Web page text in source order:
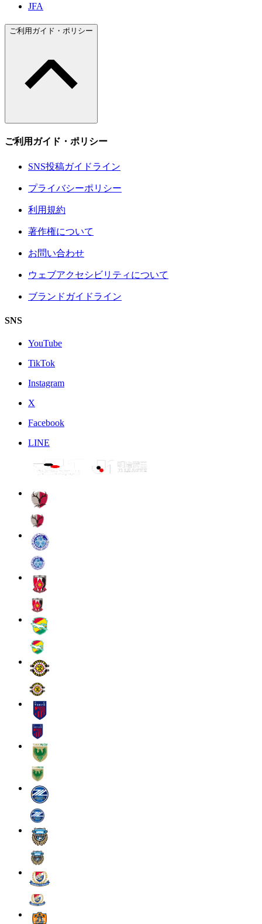
JFA
ご利用ガイド・ポリシー
ご利用ガイド・ポリシー
SNS投稿ガイドライン
プライバシーポリシー
利用規約
著作権について
お問い合わせ
ウェブアクセシビリティについて
ブランドガイドライン
SNS
YouTube
TikTok
Instagram
X
Facebook
LINE